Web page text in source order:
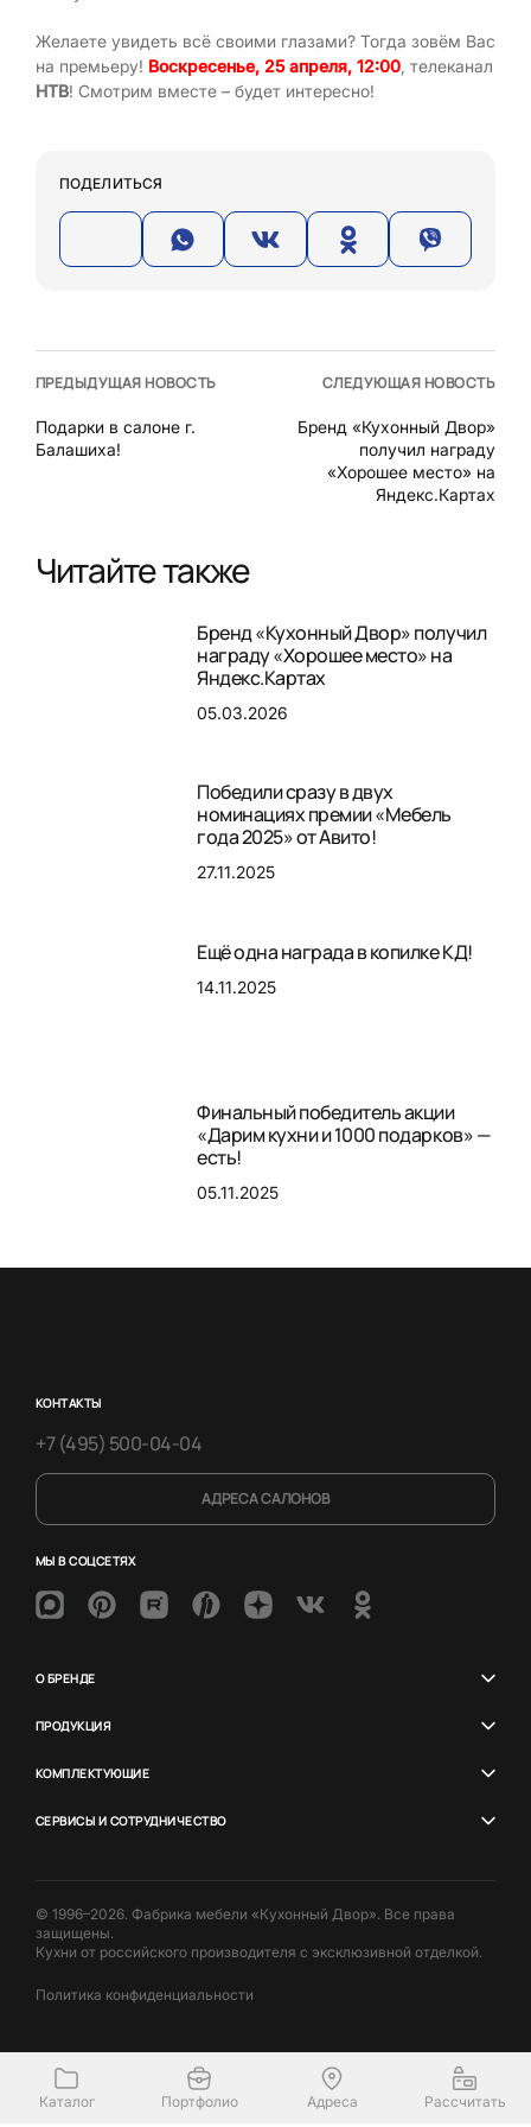
Желаете увидеть всё своими глазами? Тогда зовём Вас
на премьеру! Воскресенье, 25 апреля, 12:00 , телеканал
НТВ! Смотрим вместе – будет интересно!
ПОДЕЛИТЬСЯ
ПРЕДЫДУЩАЯ НОВОСТЬ
Подарки в салоне г.
Балашиха!
СЛЕДУЮЩАЯ НОВОСТЬ
Бренд «Кухонный Двор»
получил награду
«Хорошее место» на
Яндекс.Картах
Читайте также
Бренд «Кухонный Двор» получил
награду «Хорошее место» на
Яндекс.Картах
05.03.2026
Победили сразу в двух
номинациях премии «Мебель
года 2025» от Авито!
27.11.2025
Ещё одна награда в копилке КД!
14.11.2025
Финальный победитель акции
«Дарим кухни и 1000 подарков» —
есть!
05.11.2025
КОНТАКТЫ
+7 (495) 500-04-04
АДРЕСА САЛОНОВ
МЫ В СОЦСЕТЯХ
О БРЕНДЕ
ПРОДУКЦИЯ
КОМПЛЕКТУЮЩИЕ
СЕРВИСЫ И СОТРУДНИЧЕСТВО
© 1996–2026. Фабрика мебели «Кухонный Двор». Все права
защищены.
Кухни от российского производителя с эксклюзивной отделкой.
Политика конфиденциальности
Каталог Портфолио Адреса Рассчитать